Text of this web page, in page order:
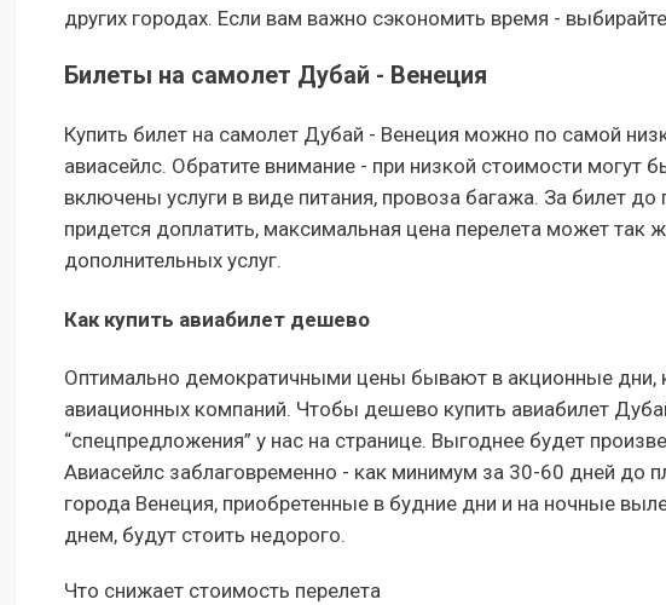
других городах. Если вам важно сэкономить время -
Билеты на самолет Дубай - Венеция
Купить билет на самолет Дубай - Венеция можно по самой
авиасейлс. Обратите внимание - при низкой стоимости могут
включены услуги в виде питания, провоза багажа. За билет
придется доплатить, максимальная цена перелета может так
дополнительных услуг.
Как купить авиабилет дешево
Оптимально демократичными цены бывают в акционные дни,
авиационных компаний. Чтобы дешево купить авиабилет
“спецпредложения” у нас на странице. Выгоднее будет
Авиасейлс заблаговременно - как минимум за 30-60 дней до
города Венеция, приобретенные в будние дни и на ночные
днем, будут стоить недорого.
Что снижает стоимость перелета